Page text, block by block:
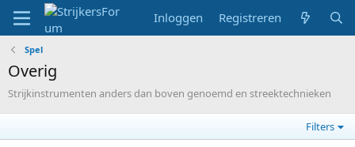
Inloggen Registreren
Spel
Overig
Strijkinstrumenten anders dan boven genoemd en streektechnieken
Filters